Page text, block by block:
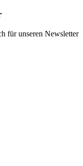
für unseren Newsletter